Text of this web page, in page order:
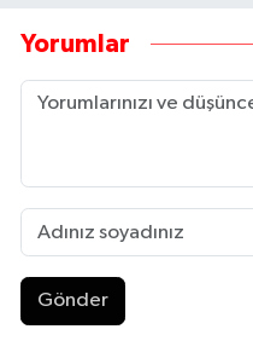
Yorumlar
Gönder